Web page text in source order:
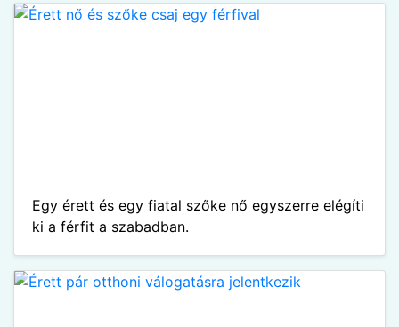
Egy érett és egy fiatal szőke nő egyszerre elégíti
ki a férfit a szabadban.